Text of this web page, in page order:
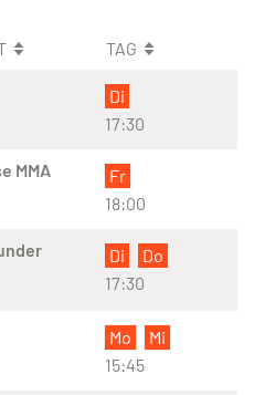
TAG
Di
17:30
MMA
Fr
18:00
Di
Do
17:30
Mo
Mi
15:45